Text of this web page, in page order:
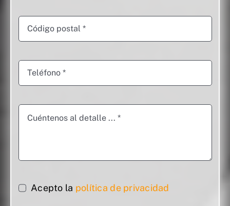
Acepto la política de privacidad